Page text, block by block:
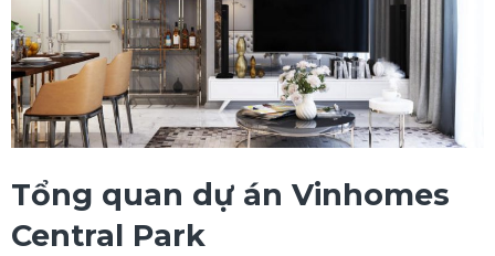
Tổng quan dự án Vinhomes
Central Park